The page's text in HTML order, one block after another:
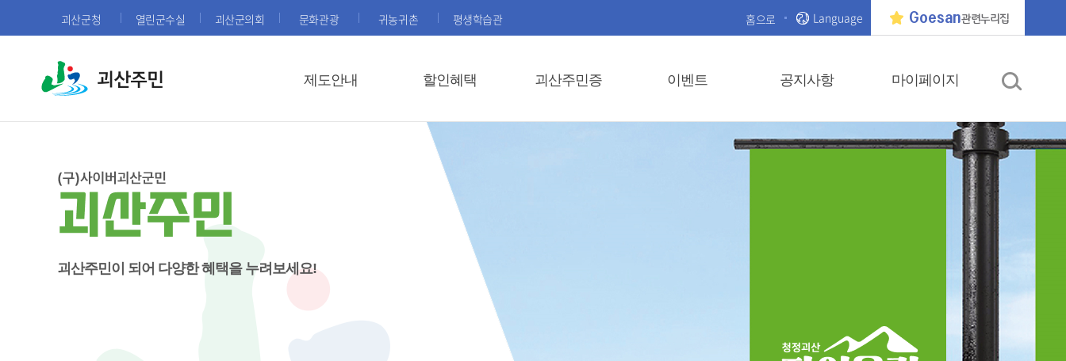
괴산군청 열린군수실 괴산군의회 문화관광 귀농귀촌 평생학습관 홈으로 Language Goesan관련누리집
괴산주민 제도안내 할인혜택 괴산주민증 이벤트 공지사항 마이페이지
괴산주민이 되어 다양한 혜택을 누려보세요!